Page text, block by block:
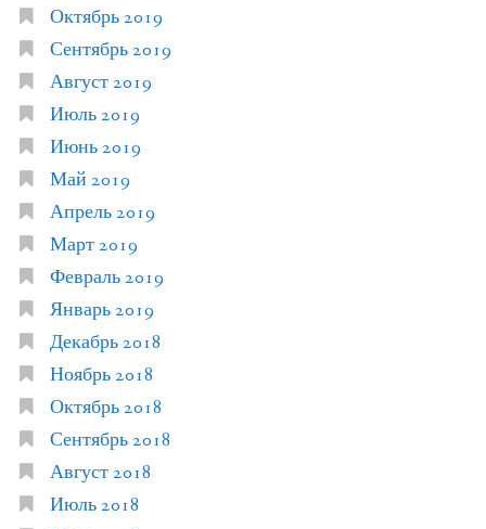
Октябрь 2019
Сентябрь 2019
Август 2019
Июль 2019
Июнь 2019
Май 2019
Апрель 2019
Март 2019
Февраль 2019
Январь 2019
Декабрь 2018
Ноябрь 2018
Октябрь 2018
Сентябрь 2018
Август 2018
Июль 2018